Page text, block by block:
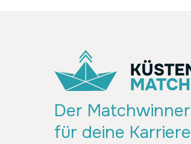
Der Matchwinner
für deine Karriere